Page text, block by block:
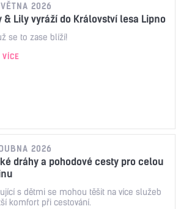
2026
& Lily vyráží do Království lesa Lipno
se to zase blíží!
VÍCE
2026
dráhy a pohodové cesty pro celou
s dětmi se mohou těšit na více služeb
komfort při cestování.